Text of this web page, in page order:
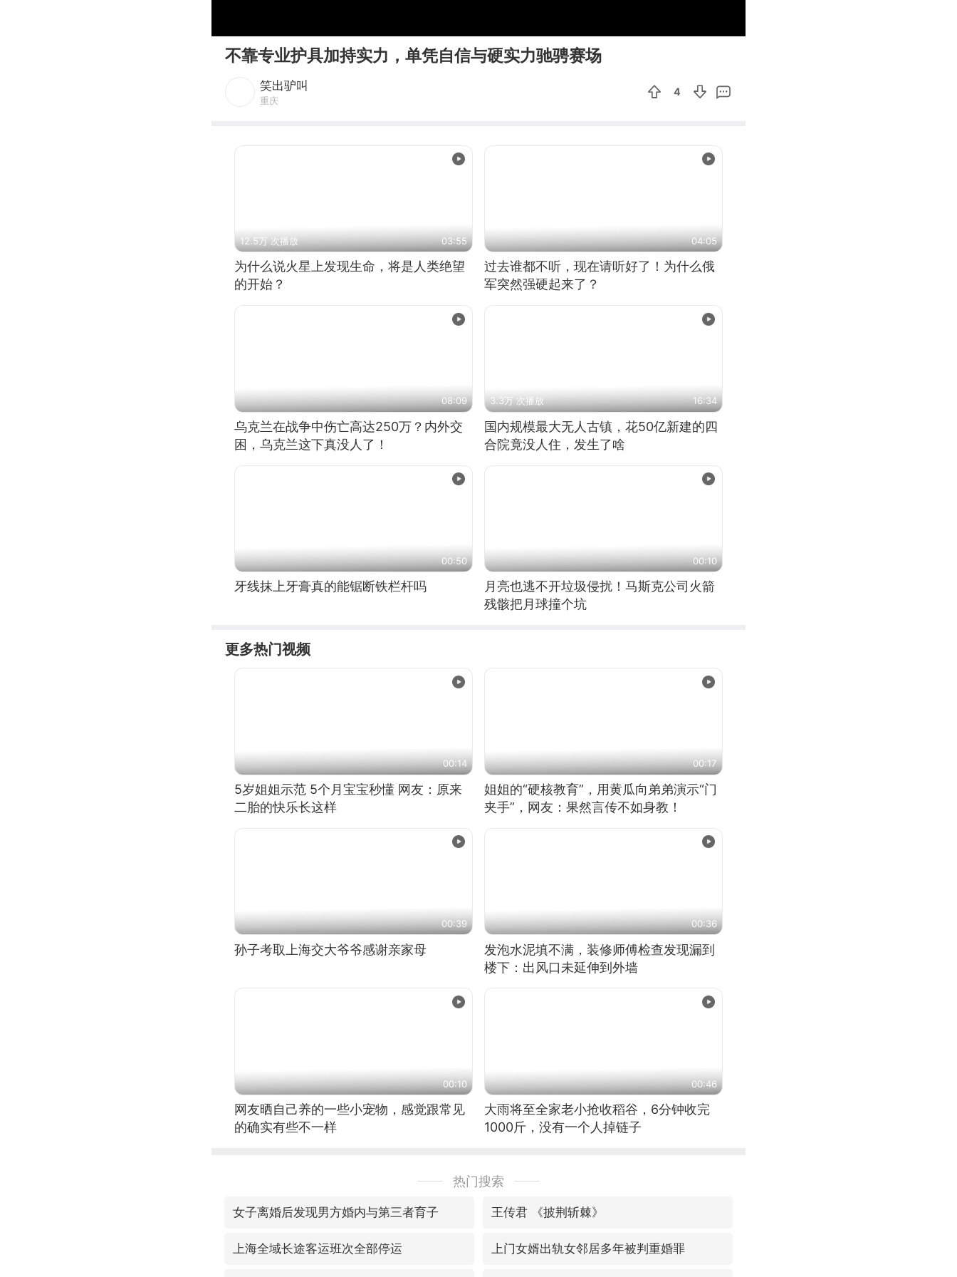
不靠专业护具加持实力，单凭自信与硬实力驰骋赛场
笑出驴叫
重庆
4
12.5万 次播放 03:55
为什么说火星上发现生命，将是人类绝望
的开始？
04:05
过去谁都不听，现在请听好了！为什么俄
军突然强硬起来了？
08:09
乌克兰在战争中伤亡高达250万？内外交
困，乌克兰这下真没人了！
3.3万 次播放 16:34
国内规模最大无人古镇，花50亿新建的四
合院竟没人住，发生了啥
00:50
牙线抹上牙膏真的能锯断铁栏杆吗
00:10
月亮也逃不开垃圾侵扰！马斯克公司火箭
残骸把月球撞个坑
更多热门视频
00:14
5岁姐姐示范 5个月宝宝秒懂 网友：原来
二胎的快乐长这样
00:17
姐姐的“硬核教育”，用黄瓜向弟弟演示“门
夹手”，网友：果然言传不如身教！
00:39
孙子考取上海交大爷爷感谢亲家母
00:36
发泡水泥填不满，装修师傅检查发现漏到
楼下：出风口未延伸到外墙
00:10
网友晒自己养的一些小宠物，感觉跟常见
的确实有些不一样
00:46
大雨将至全家老小抢收稻谷，6分钟收完
1000斤，没有一个人掉链子
热门搜索
女子离婚后发现男方婚内与第三者育子 王传君 《披荆斩棘》
上海全域长途客运班次全部停运 上门女婿出轨女邻居多年被判重婚罪